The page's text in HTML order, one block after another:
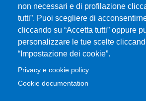
non necessari e di profilazione
tutti”. Puoi scegliere di
cliccando su “Accetta tutti” oppure
personalizzare le tue scelte
“Impostazione dei cookie”.
Privacy e cookie policy
Cookie documentation
Servizi per Disabilità e DSA
Sostieni Unime
Performance - trasparenza
Amministrazione trasparente
Note Legali